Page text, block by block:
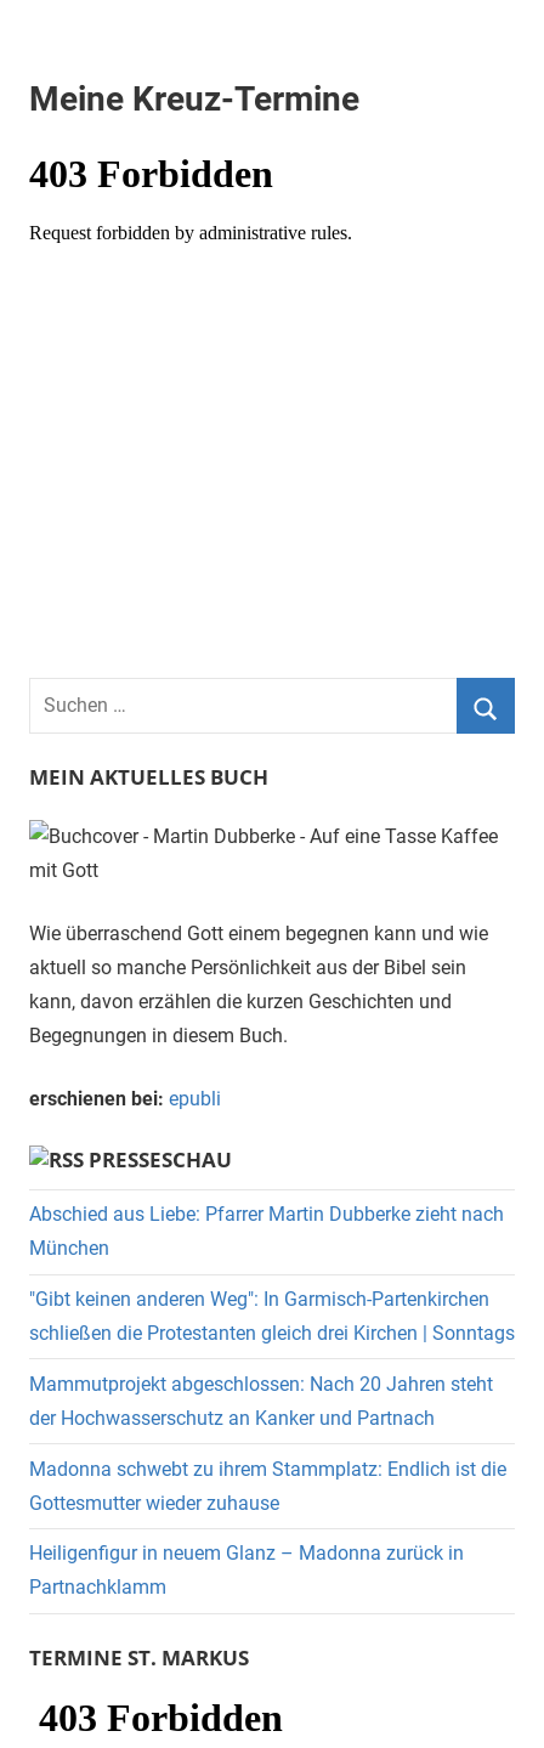
Meine Kreuz-Termine
Suchen
nach:
MEIN AKTUELLES BUCH
Wie überraschend Gott einem begegnen kann und wie
aktuell so manche Persönlichkeit aus der Bibel sein
kann, davon erzählen die kurzen Geschichten und
Begegnungen in diesem Buch.
erschienen bei: epubli
PRESSESCHAU
Abschied aus Liebe: Pfarrer Martin Dubberke zieht nach
München
"Gibt keinen anderen Weg": In Garmisch-Partenkirchen
schließen die Protestanten gleich drei Kirchen | Sonntags
Mammutprojekt abgeschlossen: Nach 20 Jahren steht
der Hochwasserschutz an Kanker und Partnach
Madonna schwebt zu ihrem Stammplatz: Endlich ist die
Gottesmutter wieder zuhause
Heiligenfigur in neuem Glanz – Madonna zurück in
Partnachklamm
TERMINE ST. MARKUS